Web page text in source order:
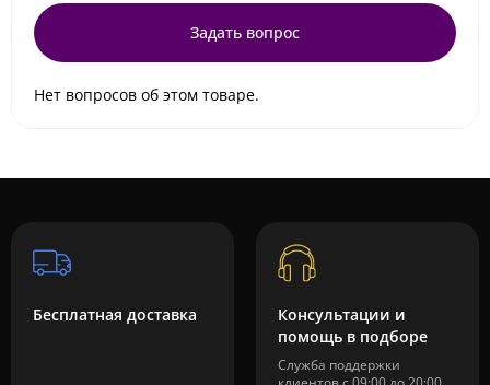
Задать вопрос
Нет вопросов об этом товаре.
Бесплатная доставка
Консультации и
помощь в подборе
Служба поддержки